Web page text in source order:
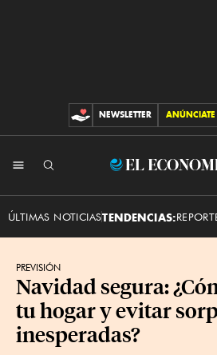
CONTRIBUCIONES
NEWSLETTER ANÚNCIATE
El
ÚLTIMAS NOTICIASTENDENCIAS:
PREVISIÓN
Navidad segura:
tu hogar y evitar
inesperadas?